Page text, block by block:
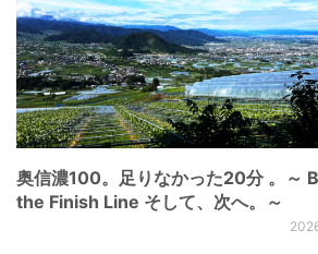
奥信濃100。足りなかった20分 。～
the Finish Line そして、次へ。～